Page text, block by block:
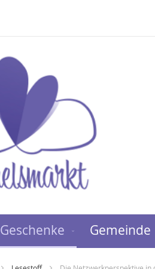
Geschenke Gemeinde